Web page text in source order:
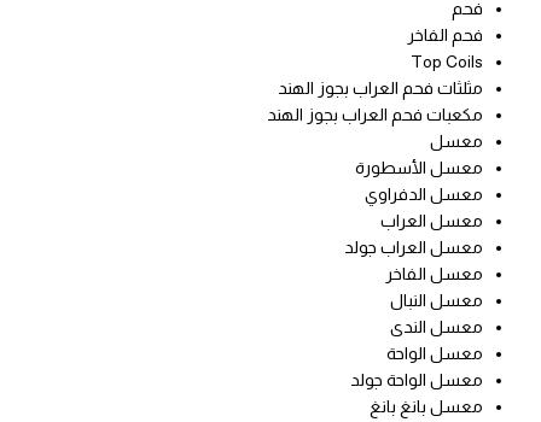
فحم
فحم الفاخر
Top Coils
مثلثات فحم العراب بجوز الهند
مكعبات فحم العراب بجوز الهند
معسل
معسل الأسطورة
معسل الدفراوي
معسل العراب
معسل العراب جولد
معسل الفاخر
معسل النبال
معسل الندى
معسل الواحة
معسل الواحة جولد
معسل بانغ بانغ